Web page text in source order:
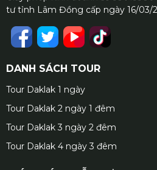
tư tỉnh Lâm Đồng cấp ngày 16/03/
DANH SÁCH TOUR
Tour Daklak 1 ngày
Tour Daklak 2 ngày 1 đêm
Tour Daklak 3 ngày 2 đêm
Tour Daklak 4 ngày 3 đêm